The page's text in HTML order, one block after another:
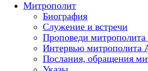
Митрополит
Биография
Служение и встречи
Проповеди
Интервью митрополита
Послания, обращения